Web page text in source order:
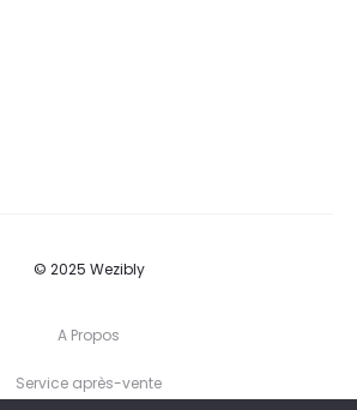
© 2025 Wezibly
A Propos
Service après-vente